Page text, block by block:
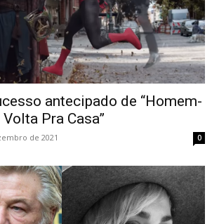
antecipado de “Homem-
Pra Casa”
de 2021 0